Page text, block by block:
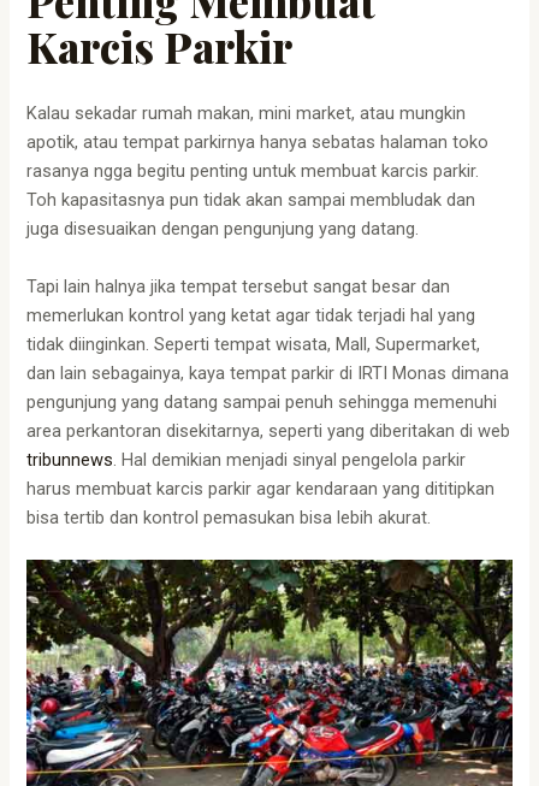
Karcis Parkir
Kalau sekadar rumah makan, mini market, atau mungkin
apotik, atau tempat parkirnya hanya sebatas halaman toko
rasanya ngga begitu penting untuk membuat karcis parkir.
Toh kapasitasnya pun tidak akan sampai membludak dan
juga disesuaikan dengan pengunjung yang datang.
Tapi lain halnya jika tempat tersebut sangat besar dan
memerlukan kontrol yang ketat agar tidak terjadi hal yang
tidak diinginkan. Seperti tempat wisata, Mall, Supermarket,
dan lain sebagainya, kaya tempat parkir di IRTI Monas dimana
pengunjung yang datang sampai penuh sehingga memenuhi
area perkantoran disekitarnya, seperti yang diberitakan di web
tribunnews. Hal demikian menjadi sinyal pengelola parkir
harus membuat karcis parkir agar kendaraan yang dititipkan
bisa tertib dan kontrol pemasukan bisa lebih akurat.